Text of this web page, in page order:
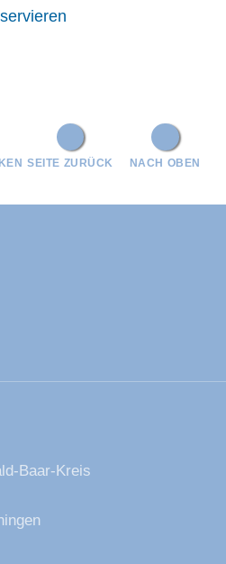
NACH OBEN
SEITE ZURÜCK
Baar-Kreis